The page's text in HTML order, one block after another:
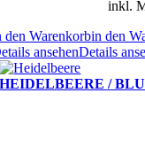
inkl.
den Warenkorbin den
ansehenDetails
HEIDELBEERE /